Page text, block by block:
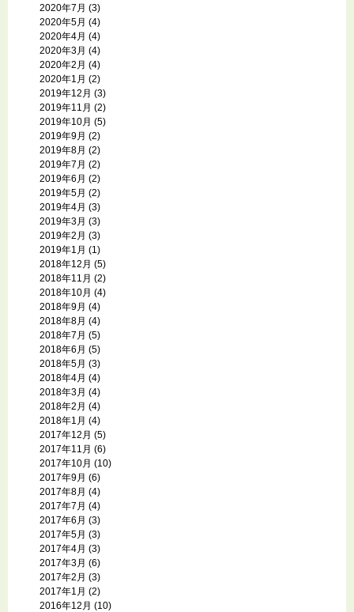
2020年7月 (3)
2020年5月 (4)
2020年4月 (4)
2020年3月 (4)
2020年2月 (4)
2020年1月 (2)
2019年12月 (3)
2019年11月 (2)
2019年10月 (5)
2019年9月 (2)
2019年8月 (2)
2019年7月 (2)
2019年6月 (2)
2019年5月 (2)
2019年4月 (3)
2019年3月 (3)
2019年2月 (3)
2019年1月 (1)
2018年12月 (5)
2018年11月 (2)
2018年10月 (4)
2018年9月 (4)
2018年8月 (4)
2018年7月 (5)
2018年6月 (5)
2018年5月 (3)
2018年4月 (4)
2018年3月 (4)
2018年2月 (4)
2018年1月 (4)
2017年12月 (5)
2017年11月 (6)
2017年10月 (10)
2017年9月 (6)
2017年8月 (4)
2017年7月 (4)
2017年6月 (3)
2017年5月 (3)
2017年4月 (3)
2017年3月 (6)
2017年2月 (3)
2017年1月 (2)
2016年12月 (10)